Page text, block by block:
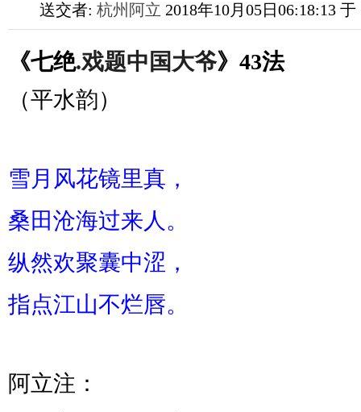
送交者: 杭州阿立 2018年10月05日06:18:13
《七绝.戏题中国大爷》 43法
（平水韵）
雪月风花镜里真，
桑田沧海过来人。
纵然欢聚囊中涩，
指点江山不烂唇。
阿立注：